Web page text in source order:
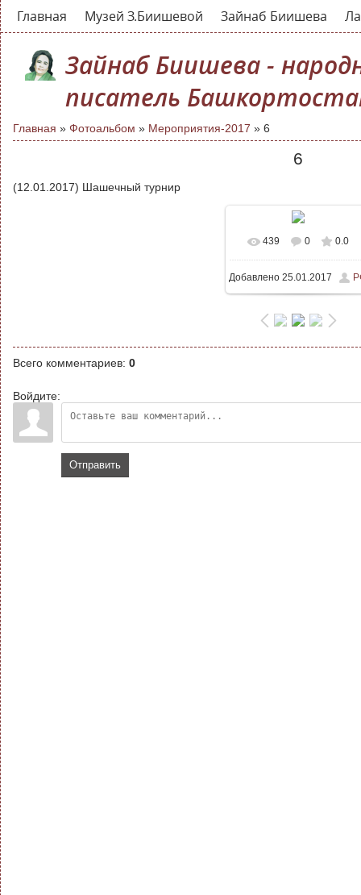
Главная Музей З.Биишевой Зайнаб Биишева
Зайнаб Биишева -
писатель
Главная » Фотоальбом » Мероприятия-2017 » 6
6
(12.01.2017) Шашечный турнир
В реальном размере
700x525/ 62.5Kb
439 0 0.0
Добавлено 25.01.2017
Всего комментариев: 0
Войдите:
Отправить